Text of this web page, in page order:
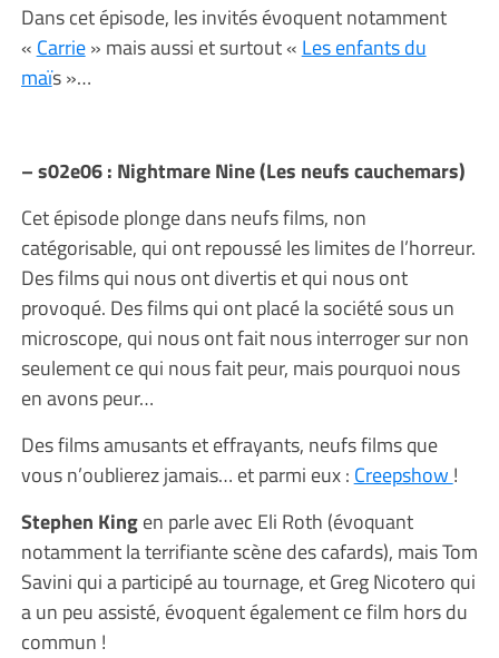
Dans cet épisode, les invités évoquent notamment
« Carrie» mais aussi et surtout « Les enfants du
maïs »…
– s02e06 : Nightmare Nine (Les neufs cauchemars)
Cet épisode plonge dans neufs films, non
catégorisable, qui ont repoussé les limites de l’horreur.
Des films qui nous ont divertis et qui nous ont
provoqué. Des films qui ont placé la société sous un
microscope, qui nous ont fait nous interroger sur non
seulement ce qui nous fait peur, mais pourquoi nous
en avons peur…
Des films amusants et effrayants, neufs films que
vous n’oublierez jamais… et parmi eux : Creepshow !
Stephen Kingen parle avec Eli Roth (évoquant
notamment la terrifiante scène des cafards), mais Tom
Savini qui a participé au tournage, et Greg Nicotero qui
a un peu assisté, évoquent également ce film hors du
commun !